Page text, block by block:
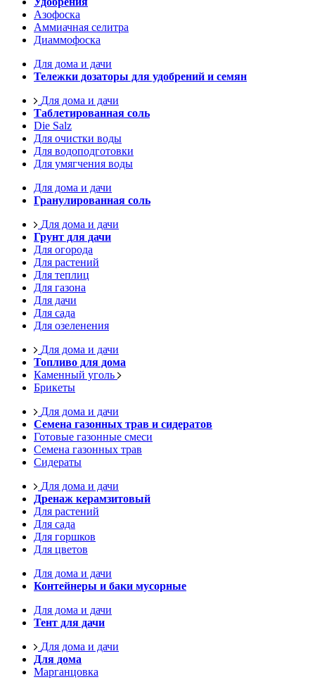
Азофоска
Аммиачная селитра
Диаммофоска
Для дома и дачи
Тележки дозаторы для удобрений и семян
Для дома и дачи
Таблетированная соль
Die Salz
Для очистки воды
Для водоподготовки
Для умягчения воды
Для дома и дачи
Гранулированная соль
Для дома и дачи
Грунт для дачи
Для огорода
Для растений
Для теплиц
Для газона
Для дачи
Для сада
Для озеленения
Для дома и дачи
Топливо для дома
Каменный уголь
Брикеты
Для дома и дачи
Семена газонных трав и сидератов
Готовые газонные смеси
Семена газонных трав
Сидераты
Для дома и дачи
Дренаж керамзитовый
Для растений
Для сада
Для горшков
Для цветов
Для дома и дачи
Контейнеры и баки мусорные
Для дома и дачи
Тент для дачи
Для дома и дачи
Для дома
Марганцовка